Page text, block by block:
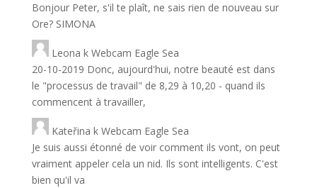
Bonjour Peter, s'il te plaît, ne sais rien de nouveau sur
Ore? SIMONA
Leona k Webcam Eagle Sea
20-10-2019 Donc, aujourd'hui, notre beauté est dans
le "processus de travail" de 8,29 à 10,20 - quand ils
commencent à travailler,
Kateřina k Webcam Eagle Sea
Je suis aussi étonné de voir comment ils vont, on peut
vraiment appeler cela un nid. Ils sont intelligents. C'est
bien qu'il va